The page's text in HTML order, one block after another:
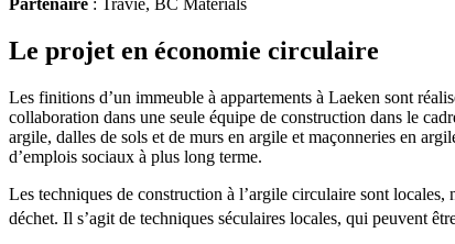
Le projet en économie circulaire
Les finitions d’un immeuble à appartements à Laeken sont
collaboration dans une seule équipe de construction dans le
argile, dalles de sols et de murs en argile et maçonneries en
d’emplois sociaux à plus long terme.
Les techniques de construction à l’argile circulaire sont locales,
déchet. Il s’agit de techniques séculaires locales, qui peuvent